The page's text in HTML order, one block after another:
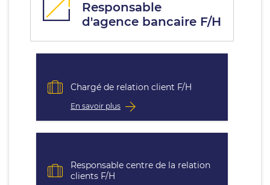
Responsable
d'agence bancaire F/H
Chargé de relation client F/H
En savoir plus
Responsable centre de la relation
clients F/H